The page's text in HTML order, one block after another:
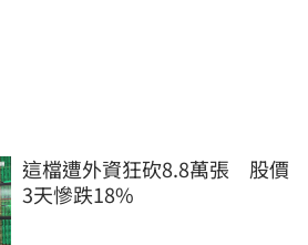
這檔遭外資狂砍8.8萬張　股價
3天慘跌18%